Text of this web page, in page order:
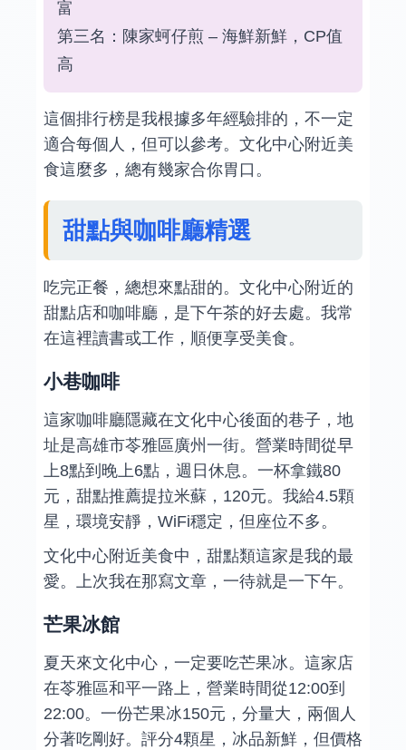
富
第三名：陳家蚵仔煎 – 海鮮新鮮，CP值
高
這個排行榜是我根據多年經驗排的，不一定
適合每個人，但可以參考。文化中心附近美
食這麼多，總有幾家合你胃口。
甜點與咖啡廳精選
吃完正餐，總想來點甜的。文化中心附近的
甜點店和咖啡廳，是下午茶的好去處。我常
在這裡讀書或工作，順便享受美食。
小巷咖啡
這家咖啡廳隱藏在文化中心後面的巷子，地
址是高雄市苓雅區廣州一街。營業時間從早
上8點到晚上6點，週日休息。一杯拿鐵80
元，甜點推薦提拉米蘇，120元。我給4.5顆
星，環境安靜，WiFi穩定，但座位不多。
文化中心附近美食中，甜點類這家是我的最
愛。上次我在那寫文章，一待就是一下午。
芒果冰館
夏天來文化中心，一定要吃芒果冰。這家店
在苓雅區和平一路上，營業時間從12:00到
22:00。一份芒果冰150元，分量大，兩個人
分著吃剛好。評分4顆星，冰品新鮮，但價格